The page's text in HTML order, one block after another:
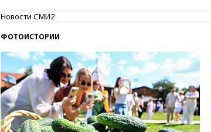
Новости СМИ2
ФОТОИСТОРИИ